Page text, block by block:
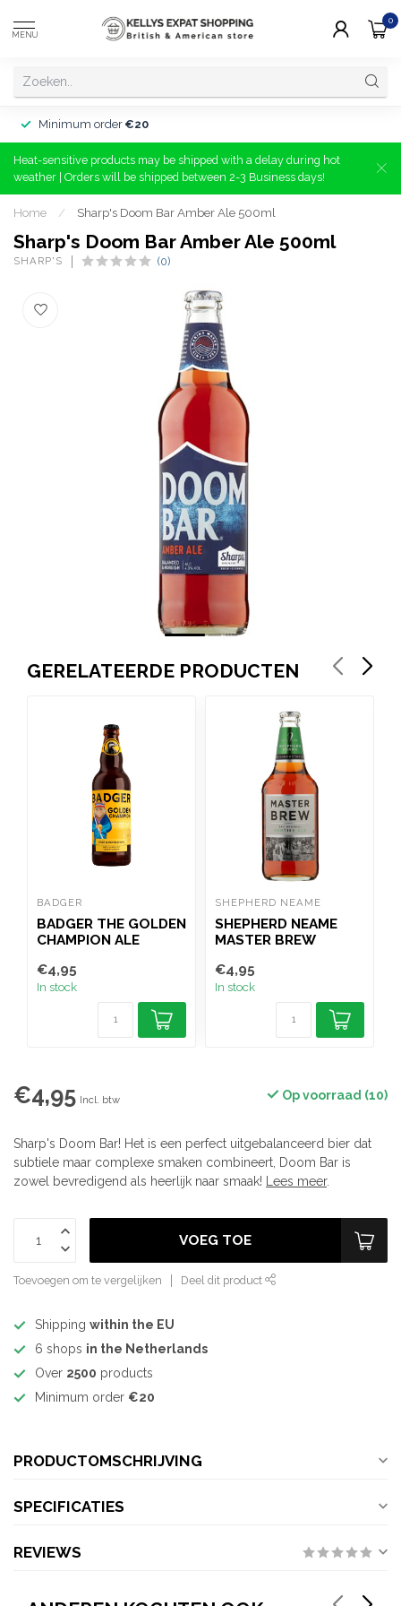
MENU
0
Minimum order €20
Heat-sensitive products may be shipped with a delay during hot
weather | Orders will be shipped between 2-3 Business days!
Home / Sharp's Doom Bar Amber Ale 500ml
Sharp's Doom Bar Amber Ale 500ml
SHARP'S (0)
GERELATEERDE PRODUCTEN
BADGER
BADGER THE GOLDEN
CHAMPION ALE
€4,95
In stock
SHEPHERD NEAME
SHEPHERD NEAME
MASTER BREW
€4,95
In stock
€4,95 Incl. btw Op voorraad (10)
Sharp's Doom Bar! Het is een perfect uitgebalanceerd bier dat
subtiele maar complexe smaken combineert, Doom Bar is
zowel bevredigend als heerlijk naar smaak!
Lees meer.
VOEG TOE
Toevoegen om te vergelijken Deel dit product
Shipping within the EU
6 shops in the Netherlands
Over 2500 products
Minimum order €20
PRODUCTOMSCHRIJVING
SPECIFICATIES
REVIEWS